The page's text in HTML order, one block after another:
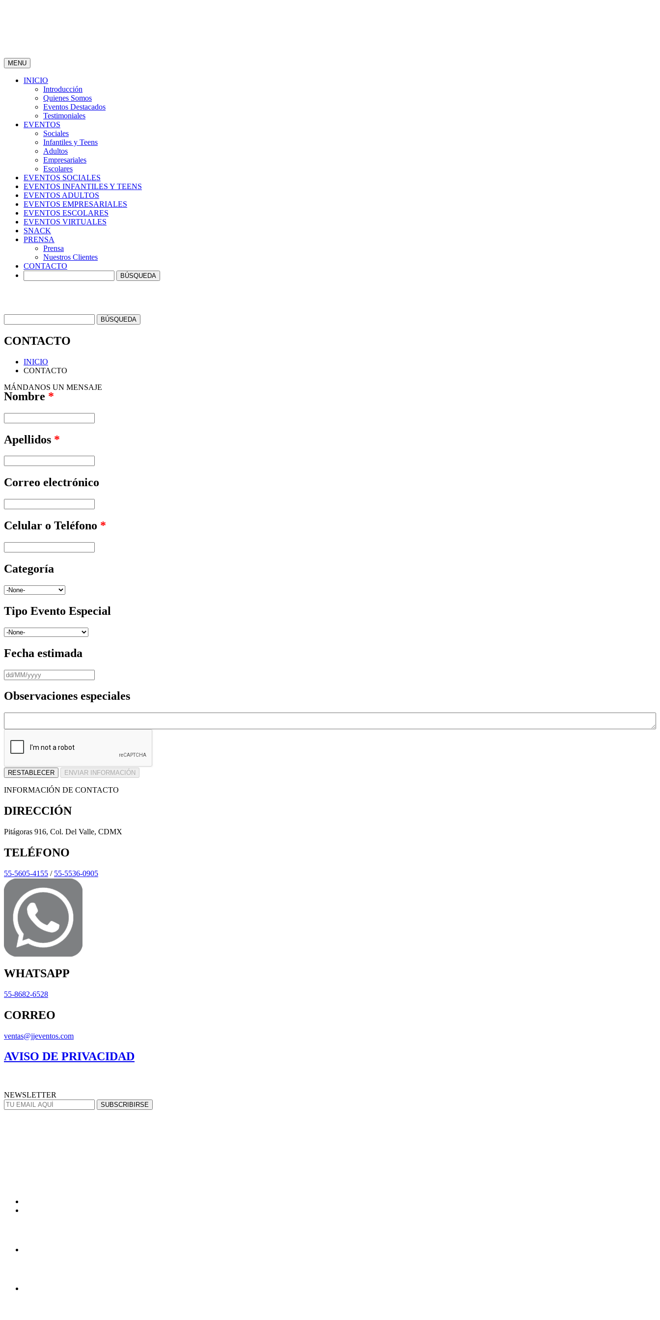
MENU
INICIO
Introducción
Quienes Somos
Eventos Destacados
Testimoniales
EVENTOS
Sociales
Infantiles y Teens
Adultos
Empresariales
Escolares
EVENTOS SOCIALES
EVENTOS INFANTILES Y TEENS
EVENTOS ADULTOS
EVENTOS EMPRESARIALES
EVENTOS ESCOLARES
EVENTOS VIRTUALES
SNACK
PRENSA
Prensa
Nuestros Clientes
CONTACTO
CONTACTO
INICIO
CONTACTO
MÁNDANOS UN MENSAJE
Nombre *
Apellidos *
Correo electrónico
Celular o Teléfono *
Categoría
Tipo Evento Especial
Fecha estimada
Observaciones especiales
INFORMACIÓN DE CONTACTO
DIRECCIÓN
Pitágoras 916, Col. Del Valle, CDMX
TELÉFONO
55-5605-4155 / 55-5536-0905
WHATSAPP
55-8682-6528
CORREO
ventas@jjeventos.com
AVISO DE PRIVACIDAD
NEWSLETTER